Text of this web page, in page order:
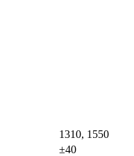
1310, 1550
±40